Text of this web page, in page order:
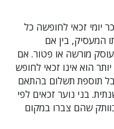
יומי זכאי לחופשה כל
ימים אצל אותו המעסיק, בין אם
עוסק מורשה או פטור. אם
הוא אינו זכאי לחופש
תוספת תשלום בהתאם
בני נוער זכאים לפי
בוותק שהם צברו במקום